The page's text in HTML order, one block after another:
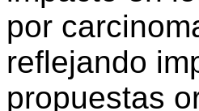
por
reflejando
propuestas